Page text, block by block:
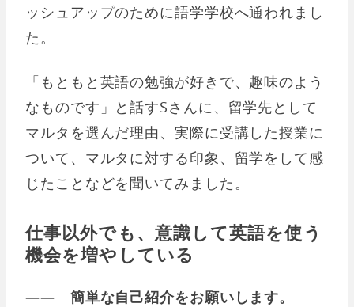
ッシュアップのために語学学校へ通われまし
た。
「もともと英語の勉強が好きで、趣味のよう
なものです」と話すSさんに、留学先として
マルタを選んだ理由、実際に受講した授業に
ついて、マルタに対する印象、留学をして感
じたことなどを聞いてみました。
仕事以外でも、意識して英語を使う
機会を増やしている
―― 簡単な自己紹介をお願いします。